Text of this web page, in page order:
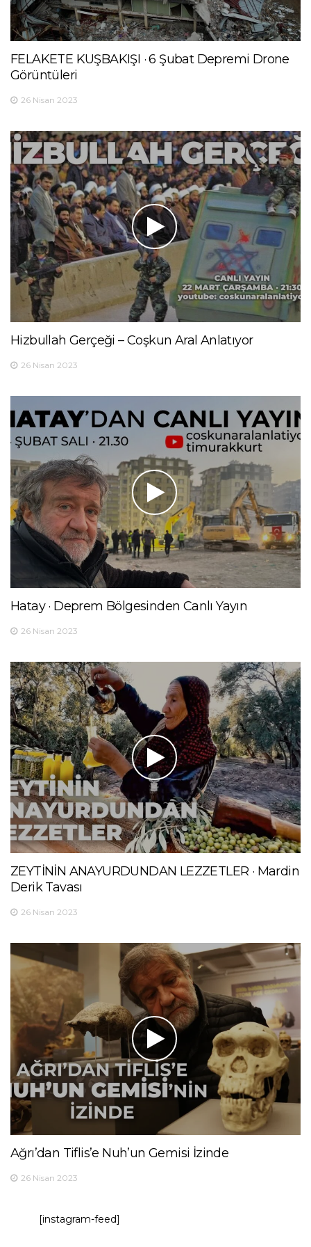
FELAKETE KUŞBAKIŞI · 6 Şubat Depremi Drone
Görüntüleri
26 Nisan 2023
Hizbullah Gerçeği – Coşkun Aral Anlatıyor
26 Nisan 2023
Hatay · Deprem Bölgesinden Canlı Yayın
26 Nisan 2023
ZEYTİNİN ANAYURDUNDAN LEZZETLER · Mardin
Derik Tavası
26 Nisan 2023
Ağrı’dan Tiflis’e Nuh’un Gemisi İzinde
26 Nisan 2023
[instagram-feed]